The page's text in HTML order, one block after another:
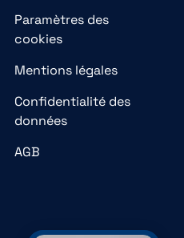
Paramètres des
cookies
Mentions légales
Confidentialité des
données
AGB